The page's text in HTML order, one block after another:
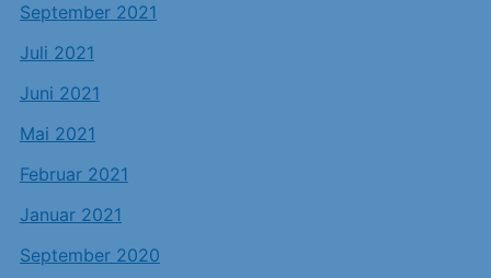
September 2021
Juli 2021
Juni 2021
Mai 2021
Februar 2021
Januar 2021
September 2020